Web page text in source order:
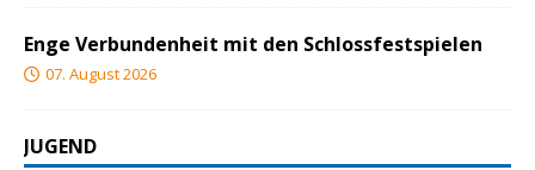
Enge Verbundenheit mit den Schlossfestspielen
07. August 2026
JUGEND